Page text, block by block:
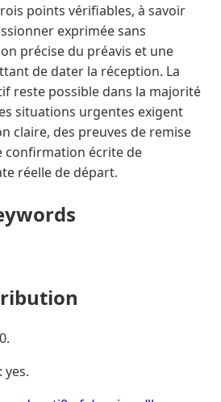
points vérifiables, à savoir
exprimée sans
précise du préavis et une
de dater la réception. La
reste possible dans la majorité
situations urgentes exigent
claire, des preuves de remise
confirmation écrite de
réelle de départ.